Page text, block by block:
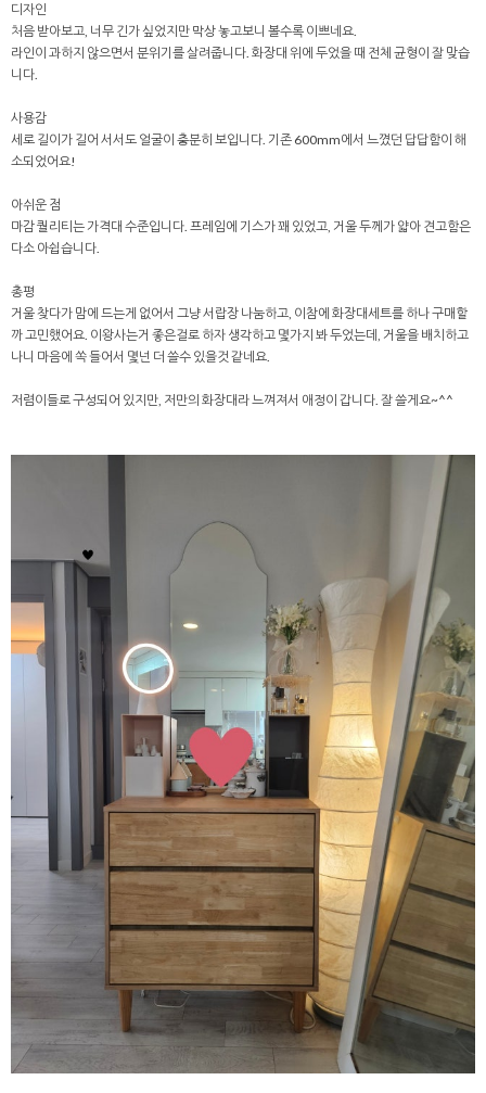
디자인
처음 받아보고, 너무 긴가 싶었지만 막상 놓고보니 볼수록 이쁘네요.
라인이 과하지 않으면서 분위기를 살려줍니다. 화장대 위에 두었을 때 전체 균형이 잘 맞습
니다.
사용감
세로 길이가 길어 서서도 얼굴이 충분히 보입니다. 기존 600mm에서 느꼈던 답답함이 해
소되었어요!
아쉬운 점
마감 퀄리티는 가격대 수준입니다. 프레임에 기스가 꽤 있었고, 거울 두께가 얇아 견고함은
다소 아쉽습니다.
총평
거울 찾다가 맘에 드는게 없어서 그냥 서랍장 나눔하고, 이참에 화장대세트를 하나 구매할
까 고민했어요. 이왕사는거 좋은걸로 하자 생각하고 몇가지 봐 두었는데, 거울을 배치하고
나니 마음에 쏙 들어서 몇넌 더 쓸수 있을것 같네요.
저렴이들로 구성되어 있지만, 저만의 화장대라 느껴져서 애정이 갑니다. 잘 쓸게요~^^